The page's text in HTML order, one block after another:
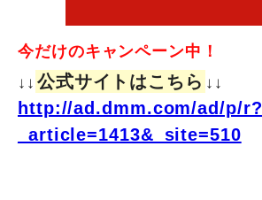
今だけのキャンペーン中！
↓↓ 公式サイトはこちら ↓↓
http://ad.dmm.com/ad/p/r?
_article=1413&_site=510